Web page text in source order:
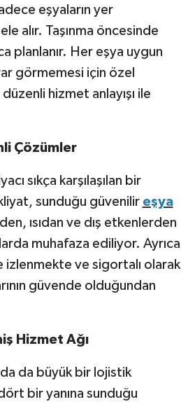
eşyaların yer
alır. Taşınma öncesinde
planlanır. Her eşya uygun
görmemesi için özel
hizmet anlayışı ile
Çözümler
sıkça karşılaşılan bir
sunduğu güvenilir eşya
ısıdan ve dış etkenlerden
muhafaza ediliyor. Ayrıca
izlenmekte ve sigortalı olarak
güvende olduğundan
Hizmet Ağı
da büyük bir lojistik
bir yanına sunduğu